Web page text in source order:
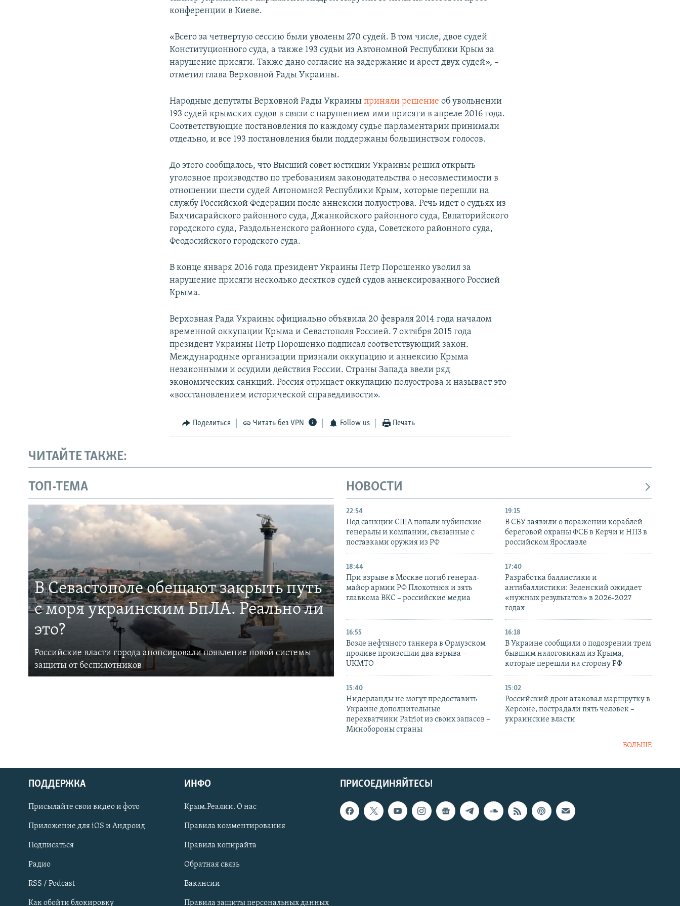
Українською
Qırımtatar
ПРИСОЕДИНЯЙТЕСЬ!
конференции в Киеве.
«Всего за четвертую сессию были уволены 270 судей. В том числе, двое судей
Конституционного суда, а также 193 судьи из Автономной Республики Крым за
нарушение присяги. Также дано согласие на задержание и арест двух судей», –
отметил глава Верховной Рады Украины.
Народные депутаты Верховной Рады Украиныприняли решение об увольнении
193 судей крымских судов в связи с нарушением ими присяги в апреле 2016 года.
Соответствующие постановления по каждому судье парламентарии принимали
отдельно, и все 193 постановления были поддержаны большинством голосов.
До этого сообщалось, что Высший совет юстиции Украины решил открыть
уголовное производство по требованиям законодательства о несовместимости в
отношении шести судей Автономной Республики Крым, которые перешли на
службу Российской Федерации после аннексии полуострова. Речь идет о судьях из
Бахчисарайского районного суда, Джанкойского районного суда, Евпаторийского
городского суда, Раздольненского районного суда, Советского районного суда,
Феодосийского городского суда.
В конце января 2016 года президент Украины Петр Порошенко уволил за
нарушение присяги несколько десятков судей судов аннексированного Россией
Крыма.
Верховная Рада Украины официально объявила 20 февраля 2014 года началом
временной оккупации Крыма и Севастополя Россией. 7 октября 2015 года
президент Украины Петр Порошенко подписал соответствующий закон.
Международные организации признали оккупацию и аннексию Крыма
незаконными и осудили действия России. Страны Запада ввели ряд
экономических санкций. Россия отрицает оккупацию полуострова и называет это
«восстановлением исторической справедливости».
Поделиться Читать без VPN Follow us Печать
ЧИТАЙТЕ ТАКЖЕ:
ТОП-ТЕМА
В Севастополе обещают закрыть путь
с моря украинским БпЛА. Реально ли
это?
Российские власти города анонсировали появление новой системы
защиты от беспилотников
НОВОСТИ
22:54
Под санкции США попали кубинские
генералы и компании, связанные с
поставками оружия из РФ
19:15
В СБУ заявили о поражении кораблей
береговой охраны ФСБ в Керчи и НПЗ в
российском Ярославле
18:44
При взрыве в Москве погиб генерал-
майор армии РФ Плохотнюк и зять
главкома ВКС – российские медиа
17:40
Разработка баллистики и
антибаллистики: Зеленский ожидает
«нужных результатов» в 2026-2027
годах
16:55
Возле нефтяного танкера в Ормузском
проливе произошли два взрыва –
UKMTO
16:18
В Украине сообщили о подозрении трем
бывшим налоговикам из Крыма,
которые перешли на сторону РФ
15:40
Нидерланды не могут предоставить
Украине дополнительные
перехватчики Patriot из своих запасов –
Минобороны страны
15:02
Российский дрон атаковал маршрутку в
Херсоне, пострадали пять человек –
украинские власти
БОЛЬШЕ
ПРИСОЕДИНЯЙТЕСЬ!
ПОДДЕРЖКА
Присылайте свои видео и фото
Приложение для iOS и Андроид
Подписаться
Радио
RSS / Podcast
Как обойти блокировку
ИНФО
Крым.Реалии. О нас
Правила комментирования
Правила копирайта
Обратная связь
Вакансии
Правила защиты персональных данных